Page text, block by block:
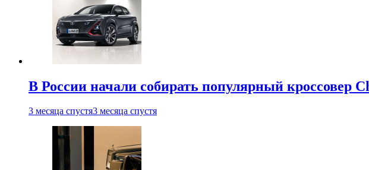
В России начали собирать популярный кроссовер
3 месяца спустя3 месяца спустя